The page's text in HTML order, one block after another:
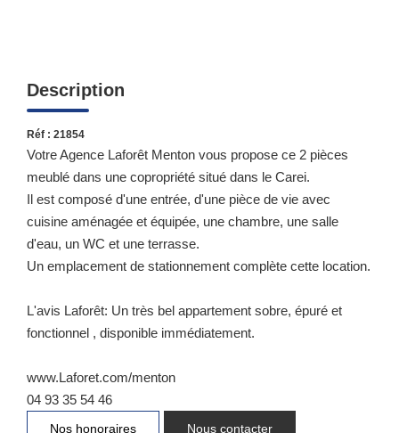
Description
Réf : 21854
Votre Agence Laforêt Menton vous propose ce 2 pièces
meublé dans une copropriété situé dans le Carei.
Il est composé d'une entrée, d'une pièce de vie avec
cuisine aménagée et équipée, une chambre, une salle
d'eau, un WC et une terrasse.
Un emplacement de stationnement complète cette location.
L'avis Laforêt: Un très bel appartement sobre, épuré et
fonctionnel , disponible immédiatement.
www.Laforet.com/menton
04 93 35 54 46
Nos honoraires Nous contacter